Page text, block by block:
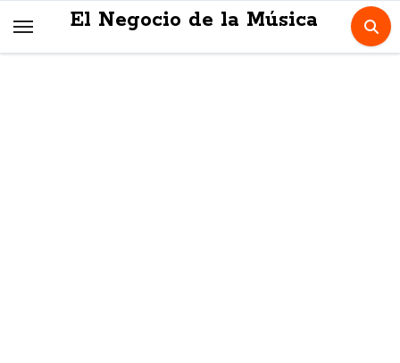
El Negocio de la Música